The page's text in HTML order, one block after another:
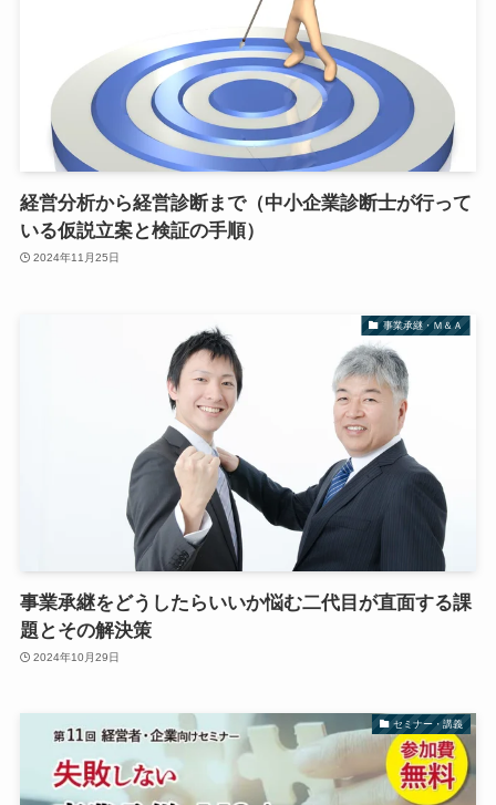
経営分析から経営診断まで（中小企業診断士が行って
いる仮説立案と検証の手順）
2024年11月25日
事業承継・Ｍ＆Ａ
事業承継をどうしたらいいか悩む二代目が直面する課
題とその解決策
2024年10月29日
セミナー・講義